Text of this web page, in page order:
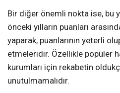
Bir diğer önemli nokta ise, bu
önceki yılların puanları
yaparak, puanlarının yeterli
etmeleridir. Özellikle popüler
kurumları için rekabetin
unutulmamalıdır.